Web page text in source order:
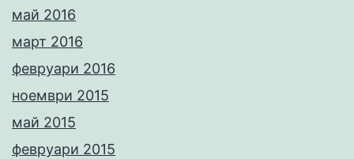
май 2016
март 2016
февруари 2016
ноември 2015
май 2015
февруари 2015